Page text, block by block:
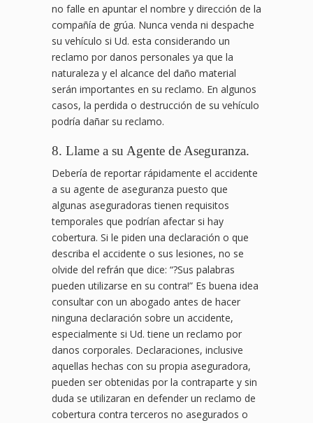
no falle en apuntar el nombre y dirección de la
compañía de grúa. Nunca venda ni despache
su vehículo si Ud. esta considerando un
reclamo por danos personales ya que la
naturaleza y el alcance del daño material
serán importantes en su reclamo. En algunos
casos, la perdida o destrucción de su vehículo
podría dañar su reclamo.
8. Llame a su Agente de Aseguranza.
Debería de reportar rápidamente el accidente
a su agente de aseguranza puesto que
algunas aseguradoras tienen requisitos
temporales que podrían afectar si hay
cobertura. Si le piden una declaración o que
describa el accidente o sus lesiones, no se
olvide del refrán que dice: “?Sus palabras
pueden utilizarse en su contra!” Es buena idea
consultar con un abogado antes de hacer
ninguna declaración sobre un accidente,
especialmente si Ud. tiene un reclamo por
danos corporales. Declaraciones, inclusive
aquellas hechas con su propia aseguradora,
pueden ser obtenidas por la contraparte y sin
duda se utilizaran en defender un reclamo de
cobertura contra terceros no asegurados o